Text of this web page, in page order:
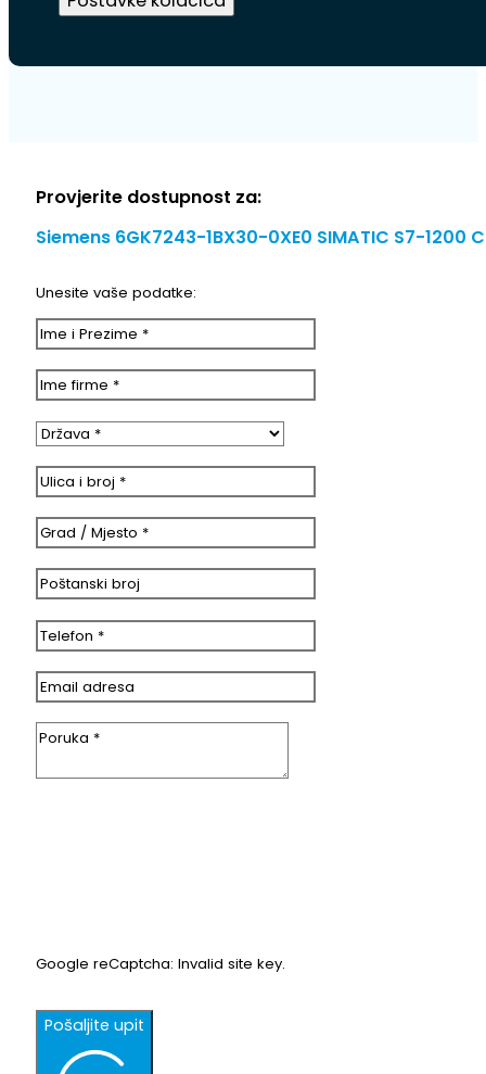
Provjerite dostupnost za:
Siemens 6GK7243-1BX30-0XE0 SIMATIC S7-1200
Unesite vaše podatke:
Google reCaptcha: Invalid site key.
Pošaljite upit